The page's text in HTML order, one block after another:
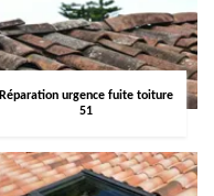
Réparation urgence fuite toiture
51